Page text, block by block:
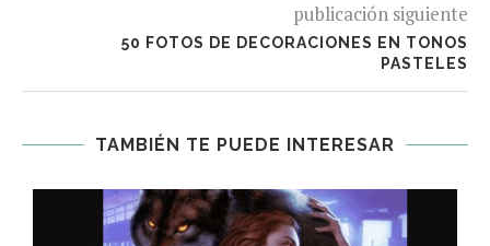
publicación siguiente
50 FOTOS DE DECORACIONES EN TONOS
PASTELES
TAMBIÉN TE PUEDE INTERESAR